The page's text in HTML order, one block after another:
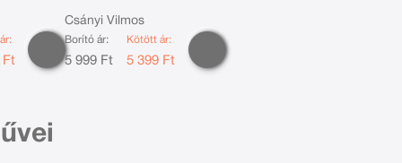
Ft
Csányi Vilmos
Borító ár:
5 999 Ft
Kötött ár:
5 399 Ft